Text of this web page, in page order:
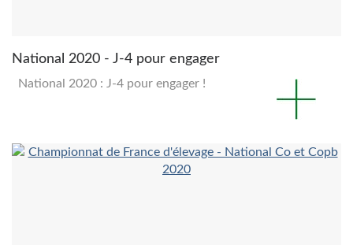
National 2020 - J-4 pour engager
National 2020 : J-4 pour engager !